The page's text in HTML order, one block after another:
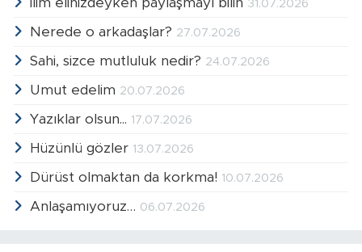
İlim elinizdeyken paylaşmayı bilin 31.07.2026
Nerede o arkadaşlar? 27.07.2026
Sahi, sizce mutluluk nedir? 24.07.2026
Umut edelim 20.07.2026
Yazıklar olsun... 17.07.2026
Hüzünlü gözler 13.07.2026
Dürüst olmaktan da korkma! 10.07.2026
Anlaşamıyoruz… 06.07.2026